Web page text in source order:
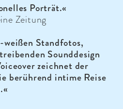
Porträt.«
Zeitung
Standfotos,
Sounddesign
zeichnet der
berührend intime Reise
«